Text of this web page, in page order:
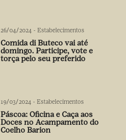
26/04/2024 - Estabelecimentos
Comida di Buteco vai até
domingo. Participe, vote e
torça pelo seu preferido
19/03/2024 - Estabelecimentos
Páscoa: Oficina e Caça aos
Doces no Acampamento do
Coelho Barion